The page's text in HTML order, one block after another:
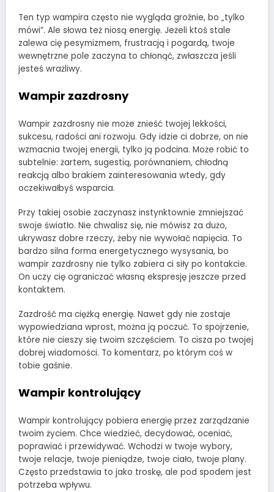
Ten typ wampira często nie wygląda groźnie, bo „tylko
mówi”. Ale słowa też niosą energię. Jeżeli ktoś stale
zalewa cię pesymizmem, frustracją i pogardą, twoje
wewnętrzne pole zaczyna to chłonąć, zwłaszcza jeśli
jesteś wrażliwy.
Wampir zazdrosny
Wampir zazdrosny nie może znieść twojej lekkości,
sukcesu, radości ani rozwoju. Gdy idzie ci dobrze, on nie
wzmacnia twojej energii, tylko ją podcina. Może robić to
subtelnie: żartem, sugestią, porównaniem, chłodną
reakcją albo brakiem zainteresowania wtedy, gdy
oczekiwałbyś wsparcia.
Przy takiej osobie zaczynasz instynktownie zmniejszać
swoje światło. Nie chwalisz się, nie mówisz za dużo,
ukrywasz dobre rzeczy, żeby nie wywołać napięcia. To
bardzo silna forma energetycznego wysysania, bo
wampir zazdrosny nie tylko zabiera ci siły po kontakcie.
On uczy cię ograniczać własną ekspresję jeszcze przed
kontaktem.
Zazdrość ma ciężką energię. Nawet gdy nie zostaje
wypowiedziana wprost, można ją poczuć. To spojrzenie,
które nie cieszy się twoim szczęściem. To cisza po twojej
dobrej wiadomości. To komentarz, po którym coś w
tobie gaśnie.
Wampir kontrolujący
Wampir kontrolujący pobiera energię przez zarządzanie
twoim życiem. Chce wiedzieć, decydować, oceniać,
poprawiać i przewidywać. Wchodzi w twoje wybory,
twoje relacje, twoje pieniądze, twoje ciało, twoje plany.
Często przedstawia to jako troskę, ale pod spodem jest
potrzeba wpływu.